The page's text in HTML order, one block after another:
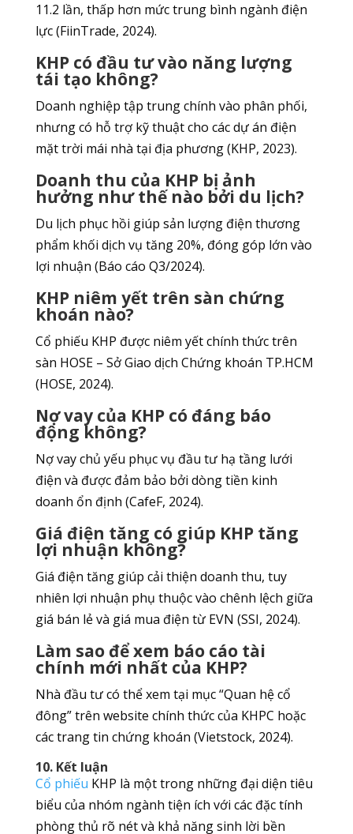
11.2 lần, thấp hơn mức trung bình ngành điện
lực (FiinTrade, 2024).
KHP có đầu tư vào năng lượng
tái tạo không?
Doanh nghiệp tập trung chính vào phân phối,
nhưng có hỗ trợ kỹ thuật cho các dự án điện
mặt trời mái nhà tại địa phương (KHP, 2023).
Doanh thu của KHP bị ảnh
hưởng như thế nào bởi du lịch?
Du lịch phục hồi giúp sản lượng điện thương
phẩm khối dịch vụ tăng 20%, đóng góp lớn vào
lợi nhuận (Báo cáo Q3/2024).
KHP niêm yết trên sàn chứng
khoán nào?
Cổ phiếu KHP được niêm yết chính thức trên
sàn HOSE – Sở Giao dịch Chứng khoán TP.HCM
(HOSE, 2024).
Nợ vay của KHP có đáng báo
động không?
Nợ vay chủ yếu phục vụ đầu tư hạ tầng lưới
điện và được đảm bảo bởi dòng tiền kinh
doanh ổn định (CafeF, 2024).
Giá điện tăng có giúp KHP tăng
lợi nhuận không?
Giá điện tăng giúp cải thiện doanh thu, tuy
nhiên lợi nhuận phụ thuộc vào chênh lệch giữa
giá bán lẻ và giá mua điện từ EVN (SSI, 2024).
Làm sao để xem báo cáo tài
chính mới nhất của KHP?
Nhà đầu tư có thể xem tại mục “Quan hệ cổ
đông” trên website chính thức của KHPC hoặc
các trang tin chứng khoán (Vietstock, 2024).
10. Kết luận
Cổ phiếu KHP là một trong những đại diện tiêu
biểu của nhóm ngành tiện ích với các đặc tính
phòng thủ rõ nét và khả năng sinh lời bền